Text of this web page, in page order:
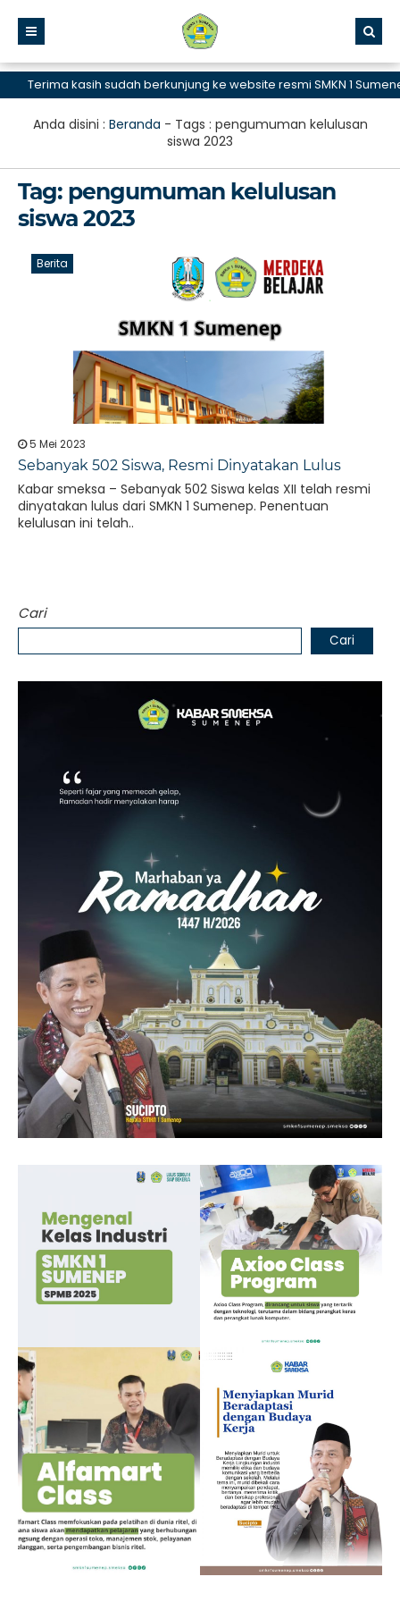
Terima kasih sudah berkunjung ke website resmi SMKN 1
Anda disini : Beranda - Tags : pengumuman kelulusan
siswa 2023
Tag: pengumuman kelulusan
siswa 2023
Berita
5 Mei 2023
Sebanyak 502 Siswa, Resmi Dinyatakan Lulus
Kabar smeksa – Sebanyak 502 Siswa kelas XII telah resmi
dinyatakan lulus dari SMKN 1 Sumenep. Penentuan
kelulusan ini telah..
Cari
Cari